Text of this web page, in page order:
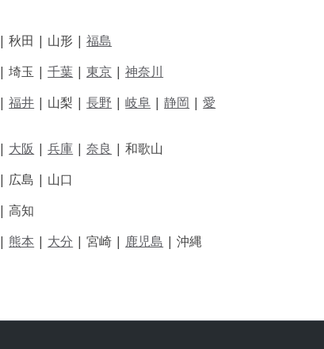
| 秋田 | 山形 |福島
埼玉 |千葉 |東京 |神奈川
|福井 | 山梨 |長野 |岐阜 |静岡 |愛
| 大阪 |兵庫 |奈良 |和歌山
| 広島 | 山口
|高知
熊本 | 大分 |宮崎 | 鹿児島 |沖縄